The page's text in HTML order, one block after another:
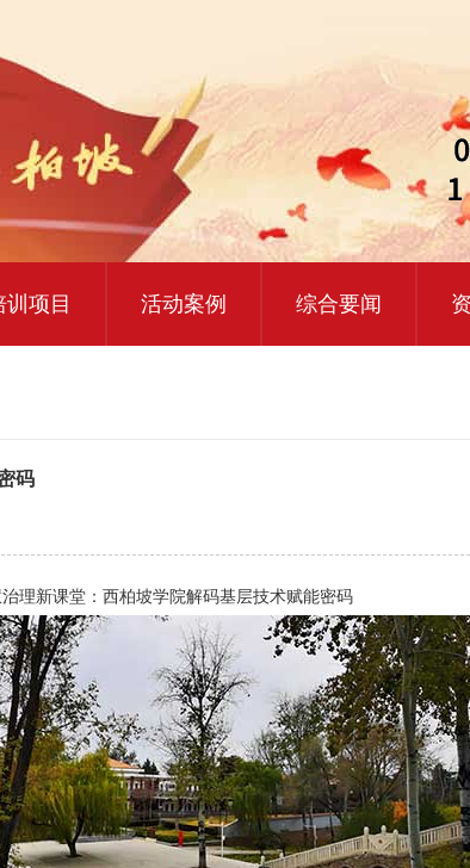
训项目
思政课实践研修
色教育研学课程
活动案例 综合要闻
码
治理新课堂：西柏坡学院解码基层技术赋能密码